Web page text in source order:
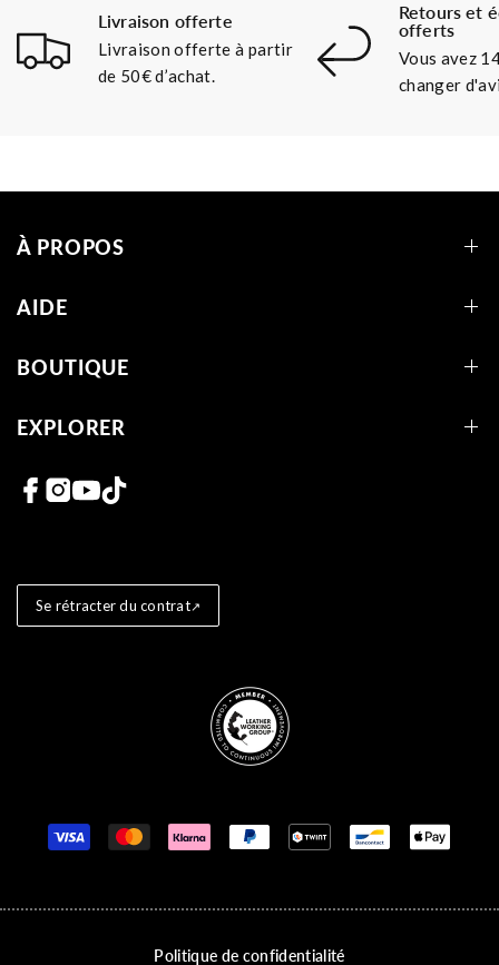
Livraison offerte
Livraison offerte à partir
de 50€ d’achat.
Retours et
offerts
Vous avez
changer
À PROPOS
AIDE
BOUTIQUE
EXPLORER
Liens vers les réseaux sociaux
Se rétracter du contrat
Moyens de paiement
Politique de confidentialité